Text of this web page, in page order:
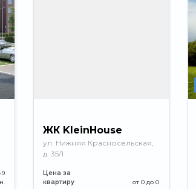
ЖК KleinHouse
ул. Нижняя Красносельская,
д. 35/1
Цена за
квартиру
от 0 до 0